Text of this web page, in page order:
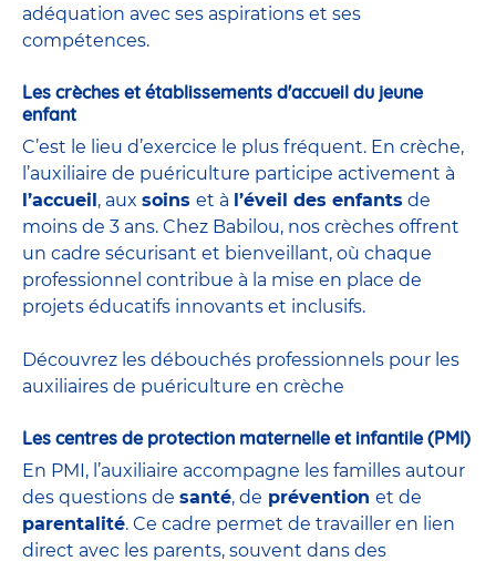
adéquation avec ses aspirations et ses
compétences.
Les crèches et établissements d'accueil du jeune
enfant
C’est le lieu d’exercice le plus fréquent. En crèche,
l’auxiliaire de puériculture participe activement à
l’accueil , aux soins et à l’éveil des enfants de
moins de 3 ans. Chez Babilou, nos crèches offrent
un cadre sécurisant et bienveillant, où chaque
professionnel contribue à la mise en place de
projets éducatifs innovants et inclusifs.
Découvrez les débouchés professionnels pour les
auxiliaires de puériculture en crèche
Les centres de protection maternelle et infantile (PMI)
En PMI, l’auxiliaire accompagne les familles autour
des questions de santé, de prévention et de
parentalité. Ce cadre permet de travailler en lien
direct avec les parents, souvent dans des